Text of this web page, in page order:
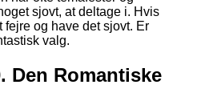
sjovt, at deltage i. Hvis
fejre og have det sjovt. Er
valg.
Den Romantiske